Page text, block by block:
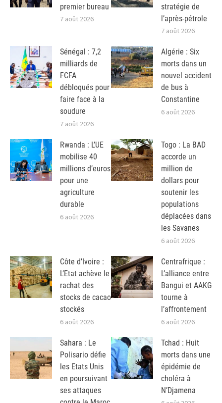
premier bureau
7 août 2026
stratégie de
l’après-pétrole
7 août 2026
Sénégal : 7,2
milliards de
FCFA
débloqués pour
faire face à la
soudure
7 août 2026
Algérie : Six
morts dans un
nouvel accident
de bus à
Constantine
6 août 2026
Rwanda : L’UE
mobilise 40
millions d’euros
pour une
agriculture
durable
6 août 2026
Togo : La BAD
accorde un
million de
dollars pour
soutenir les
populations
déplacées dans
les Savanes
6 août 2026
Côte d’Ivoire :
L’Etat achève le
rachat des
stocks de cacao
stockés
6 août 2026
Centrafrique :
L’alliance entre
Bangui et AAKG
tourne à
l’affrontement
6 août 2026
Sahara : Le
Polisario défie
les Etats Unis
en poursuivant
ses attaques
Tchad : Huit
morts dans une
épidémie de
choléra à
N’Djamena